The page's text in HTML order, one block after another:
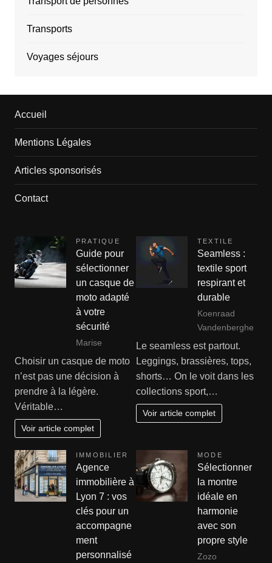
Transports
Voyages séjours
Accueil
Mentions Légales
Articles sponsorisés
Contact
PRATIQUE
Guide pour
sélectionner
un casque de
moto adapté
à votre
sécurité
Marise
Choisir un casque de moto
n’est pas une décision à
prendre à la légère.
Véritable…
Voir article complet
TEXTILE
Seamless :
textile sport
respirant et
durable
Koenraad
Vandenberghe
Le seamless est partout.
Leggings, brassières, tops,
shorts… On le voit dans les
collections sport,…
Voir article complet
IMMOBILIER
Agence
immobilière à
Lyon 7 : vos
clés pour un
accompagne
ment
personnalisé
MODE
Sélectionner
la montre
idéale en
harmonie
avec son
propre style
Zozo